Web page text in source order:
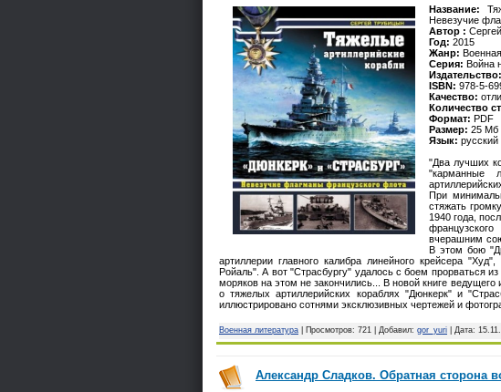
Название:
Невезучие
Автор :
Год: 2015
Жанр:
Серия: Война
Издательство:
ISBN: 978-5-
Качество:
Количество
Формат: PDF
Размер: 25 Мб
Язык: русский
"Два лучших
"карманные
При
стяжать
1940 года,
вчерашним
В этом бою
артиллерии главного калибра линейного крейсера
Ройаль". А вот "Страсбургу" удалось с боем прорваться
моряков на этом не закончились... В новой книге
о тяжелых артиллерийских кораблях "Дюнкерк" и
иллюстрировано сотнями эксклюзивных чертежей и
Военная литература | Просмотров: 721 | Добавил: gor_yuri | Дата:
Александр Сладков. Обратная сторона